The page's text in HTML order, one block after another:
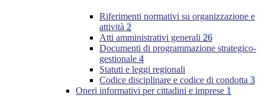
Riferimenti normativi su organizzazione e
attività 2
Atti amministrativi generali 26
Documenti di programmazione strategico-
gestionale 4
Statuti e leggi regionali
Codice disciplinare e codice di condotta 3
Oneri informativi per cittadini e imprese 1